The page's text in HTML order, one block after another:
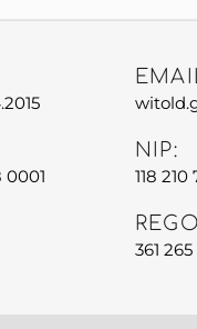
0001
EMAIL
NIP:
118 210
361 265